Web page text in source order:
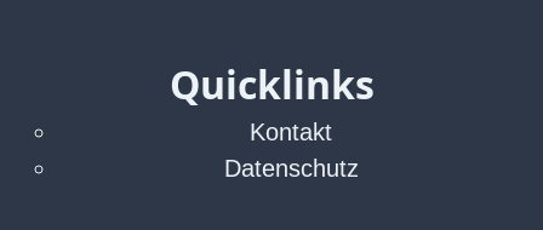
Quicklinks
Kontakt
Datenschutz